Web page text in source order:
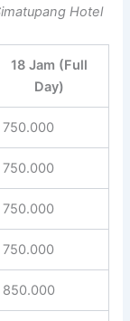
Hotel
18 Jam (Full
Day)
750.000
750.000
750.000
750.000
850.000